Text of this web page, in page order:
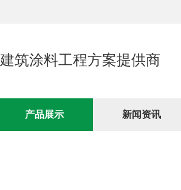
建筑涂料工程方案提供商
产品展示 新闻资讯